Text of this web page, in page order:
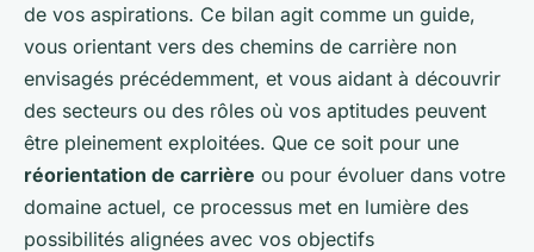
de vos aspirations. Ce bilan agit comme un guide,
vous orientant vers des chemins de carrière non
envisagés précédemment, et vous aidant à découvrir
des secteurs ou des rôles où vos aptitudes peuvent
être pleinement exploitées. Que ce soit pour une
réorientation de carrière ou pour évoluer dans votre
domaine actuel, ce processus met en lumière des
possibilités alignées avec vos objectifs